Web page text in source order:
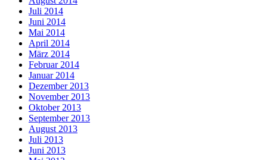
Juli 2014
Juni 2014
Mai 2014
April 2014
März 2014
Februar 2014
Januar 2014
Dezember 2013
November 2013
Oktober 2013
September 2013
August 2013
Juli 2013
Juni 2013